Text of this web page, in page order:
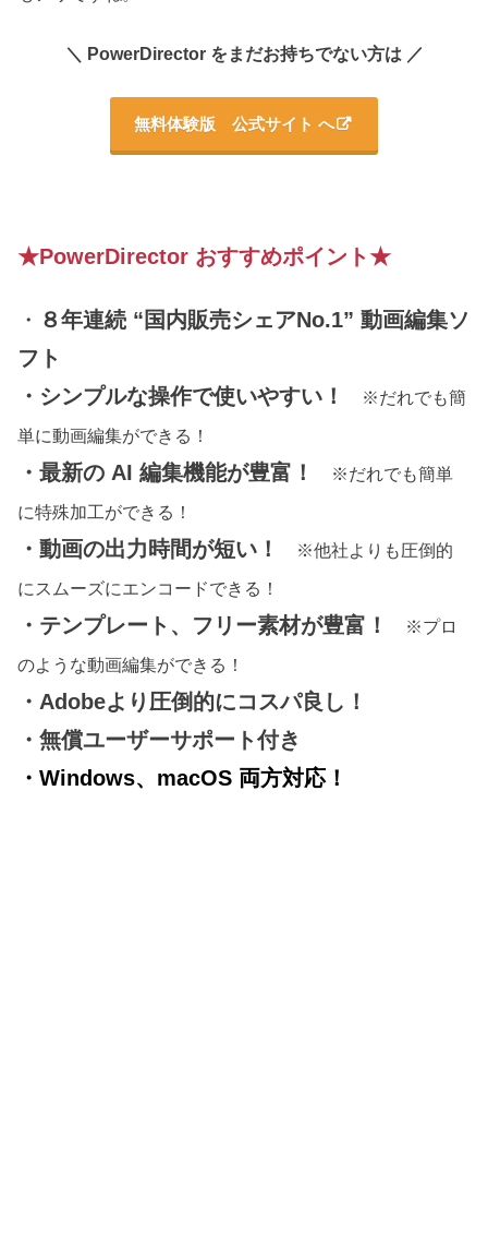
＼ PowerDirector をまだお持ちでない方は ／
無料体験版 公式サイト へ
★PowerDirector おすすめポイント★
・ ８年連続 “国内販売シェアNo.1” 動画編集ソ
フト
・シンプルな操作で使いやすい！
※だれでも簡
単に動画編集ができる！
・最新の AI 編集機能が豊富！ ※だれでも簡単
に特殊加工ができる！
・動画の出力時間が短い！ ※他社よりも圧倒的
にスムーズにエンコードできる！
・テンプレート、フリー素材が豊富！ ※プロ
のような動画編集ができる！
・Adobeより圧倒的にコスパ良し！
・無償ユーザーサポート付き
・Windows、macOS 両方対応！